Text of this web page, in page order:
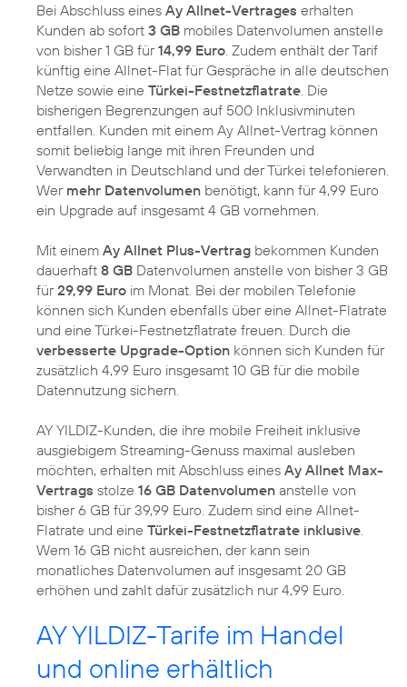
Bei Abschluss eines Ay Allnet-Vertrages erhalten
Kunden ab sofort 3 GB mobiles Datenvolumen anstelle
von bisher 1 GB für14,99 Euro. Zudem enthält der Tarif
künftig eine Allnet-Flat für Gespräche in alle deutschen
Netze sowie eine Türkei-Festnetzflatrate. Die
bisherigen Begrenzungen auf 500 Inklusivminuten
entfallen. Kunden mit einem Ay Allnet-Vertrag können
somit beliebig lange mit ihren Freunden und
Verwandten in Deutschland und der Türkei telefonieren.
Wer mehr Datenvolumen benötigt, kann für 4,99 Euro
ein Upgrade auf insgesamt 4 GB vornehmen.
Mit einem Ay Allnet Plus-Vertrag bekommen Kunden
dauerhaft 8 GB Datenvolumen anstelle von bisher 3 GB
für29,99 Euro im Monat. Bei der mobilen Telefonie
können sich Kunden ebenfalls über eine Allnet-Flatrate
und eine Türkei-Festnetzflatrate freuen. Durch die
verbesserte Upgrade-Option können sich Kunden für
zusätzlich 4,99 Euro insgesamt 10 GB für die mobile
Datennutzung sichern.
AY YILDIZ-Kunden, die ihre mobile Freiheit inklusive
ausgiebigem Streaming-Genuss maximal ausleben
möchten, erhalten mit Abschluss eines Ay Allnet Max-
Vertrags stolze 16 GB Datenvolumen anstelle von
bisher 6 GB für 39,99 Euro. Zudem sind eine Allnet-
Flatrate und eine Türkei-Festnetzflatrate inklusive.
Wem 16 GB nicht ausreichen, der kann sein
monatliches Datenvolumen auf insgesamt 20 GB
erhöhen und zahlt dafür zusätzlich nur 4,99 Euro.
AY YILDIZ-Tarife im Handel
und online erhältlich